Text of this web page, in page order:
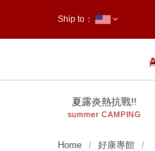
Ship to：
夏露炎熱抗戰!!
summer CAMPING
Home 好康專館